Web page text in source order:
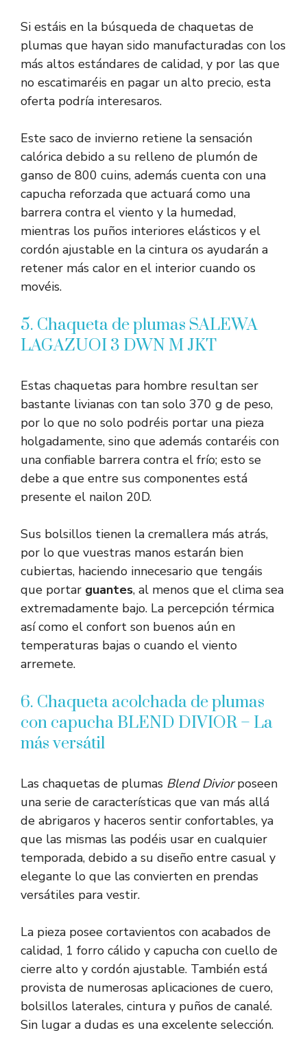
Si estáis en la búsqueda de chaquetas de
plumas que hayan sido manufacturadas con los
más altos estándares de calidad, y por las que
no escatimaréis en pagar un alto precio, esta
oferta podría interesaros.
Este saco de invierno retiene la sensación
calórica debido a su relleno de plumón de
ganso de 800 cuins, además cuenta con una
capucha reforzada que actuará como una
barrera contra el viento y la humedad,
mientras los puños interiores elásticos y el
cordón ajustable en la cintura os ayudarán a
retener más calor en el interior cuando os
movéis.
5. Chaqueta de plumas SALEWA
LAGAZUOI 3 DWN M JKT
Estas chaquetas para hombre resultan ser
bastante livianas con tan solo 370 g de peso,
por lo que no solo podréis portar una pieza
holgadamente, sino que además contaréis con
una confiable barrera contra el frío; esto se
debe a que entre sus componentes está
presente el nailon 20D.
Sus bolsillos tienen la cremallera más atrás,
por lo que vuestras manos estarán bien
cubiertas, haciendo innecesario que tengáis
que portar guantes, al menos que el clima sea
extremadamente bajo. La percepción térmica
así como el confort son buenos aún en
temperaturas bajas o cuando el viento
arremete.
6. Chaqueta acolchada de plumas
con capucha BLEND DIVIOR – La
más versátil
Las chaquetas de plumas Blend Diviorposeen
una serie de características que van más allá
de abrigaros y haceros sentir confortables, ya
que las mismas las podéis usar en cualquier
temporada, debido a su diseño entre casual y
elegante lo que las convierten en prendas
versátiles para vestir.
La pieza posee cortavientos con acabados de
calidad, 1 forro cálido y capucha con cuello de
cierre alto y cordón ajustable. También está
provista de numerosas aplicaciones de cuero,
bolsillos laterales, cintura y puños de canalé.
Sin lugar a dudas es una excelente selección.